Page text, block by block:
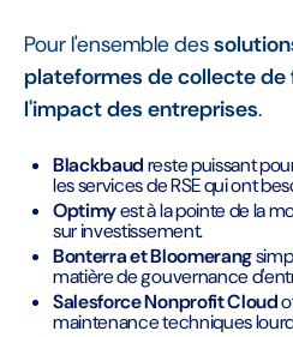
Pour l'ensemble des
plateformes de collecte
l'impact des entreprises.
Blackbaudreste puissant
les services de RSE qui ont
Optimyest à la pointe de la
sur investissement.
Bonterra et Bloomerang
matière de gouvernance
Salesforce Nonprofit Cloud
maintenance techniques